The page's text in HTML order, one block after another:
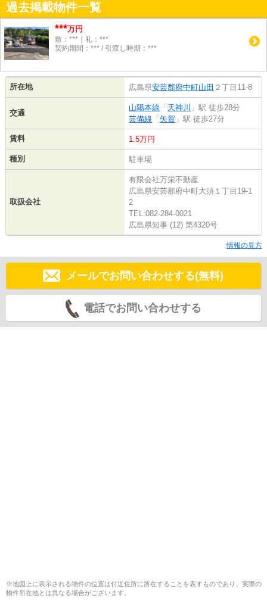
過去掲載物件一覧
***万円
敷：***｜礼：***
契約期間：*** / 引渡し時期：***
所在地 広島県安芸郡府中町山田 ２丁目11-8
交通
山陽本線 「 天神川 」駅 徒歩28分
芸備線 「 矢賀 」駅 徒歩27分
賃料 1.5万円
種別 駐車場
取扱会社
有限会社万栄不動産
広島県安芸郡府中町大須１丁目19-1
2
TEL:082-284-0021
広島県知事 (12) 第4320号
情報の見方
メールでお問い合わせする(無料)
電話でお問い合わせする
※地図上に表示される物件の位置は付近住所に所在することを表すものであり、実際の
物件所在地とは異なる場合がございます。